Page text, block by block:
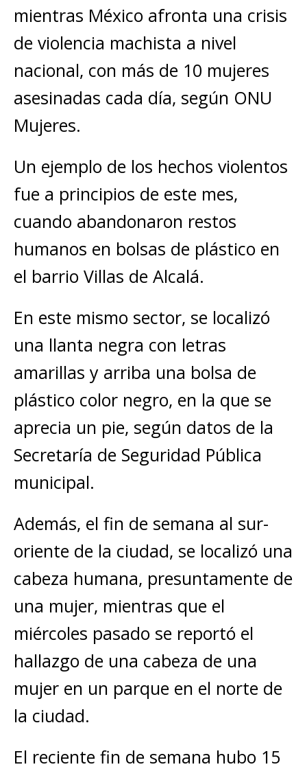
mientras México afronta una crisis
de violencia machista a nivel
nacional, con más de 10 mujeres
asesinadas cada día, según ONU
Mujeres.
Un ejemplo de los hechos violentos
fue a principios de este mes,
cuando abandonaron restos
humanos en bolsas de plástico en
el barrio Villas de Alcalá.
En este mismo sector, se localizó
una llanta negra con letras
amarillas y arriba una bolsa de
plástico color negro, en la que se
aprecia un pie, según datos de la
Secretaría de Seguridad Pública
municipal.
Además, el fin de semana al sur-
oriente de la ciudad, se localizó una
cabeza humana, presuntamente de
una mujer, mientras que el
miércoles pasado se reportó el
hallazgo de una cabeza de una
mujer en un parque en el norte de
la ciudad.
El reciente fin de semana hubo 15